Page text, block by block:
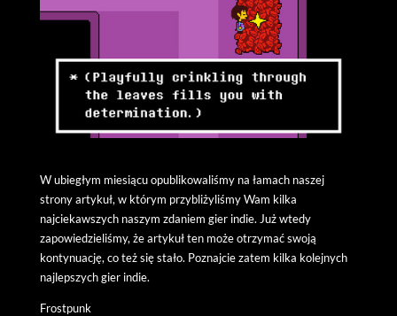
W ubiegłym miesiącu opublikowaliśmy na łamach naszej
strony artykuł, w którym przybliżyliśmy Wam kilka
najciekawszych naszym zdaniem gier indie. Już wtedy
zapowiedzieliśmy, że artykuł ten może otrzymać swoją
kontynuację, co też się stało. Poznajcie zatem kilka kolejnych
najlepszych gier indie.
Frostpunk